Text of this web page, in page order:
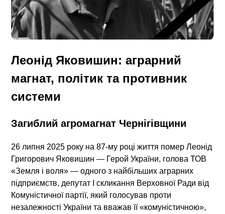
Леонід Яковишин: аграрний
магнат, політик та противник
системи
Загиблий агромагнат Чернігівщини
26 липня 2025 року на 87‑му році життя помер Леонід
Григорович Яковишин — Герой України, голова ТОВ
«Земля і воля» — одного з найбільших аграрних
підприємств, депутат I скликання Верховної Ради від
Комуністичної партії, який голосував проти
незалежності України та вважав її «комуністичною»,